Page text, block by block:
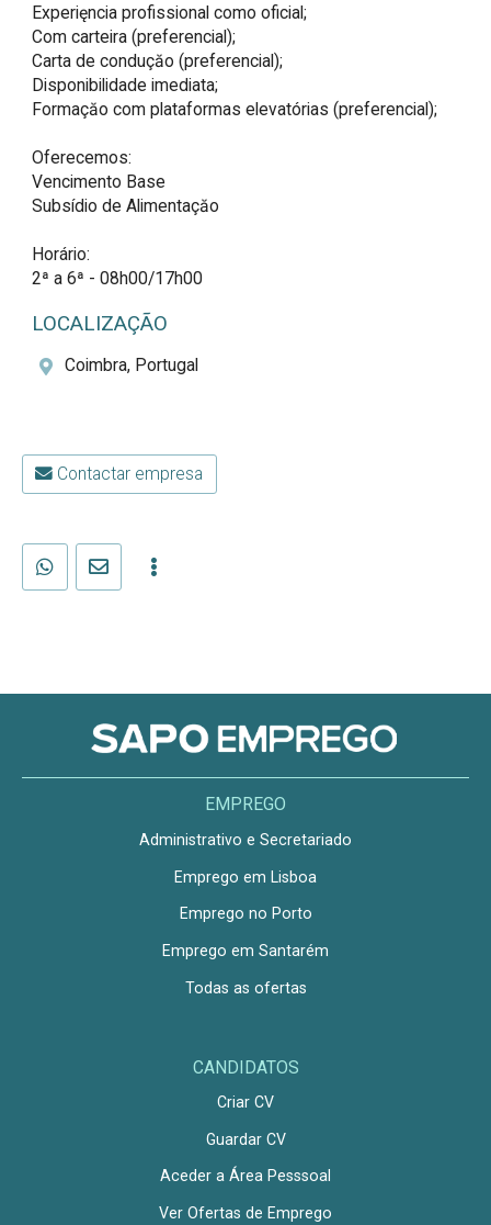
Experięncia profissional como oficial;
Com carteira (preferencial);
Carta de conduçăo (preferencial);
Disponibilidade imediata;
Formaçăo com plataformas elevatórias (preferencial);
Oferecemos:
Vencimento Base
Subsídio de Alimentaçăo
Horário:
2ª a 6ª - 08h00/17h00
LOCALIZAÇÃO
Coimbra, Portugal
Contactar empresa
EMPREGO
Administrativo e Secretariado
Emprego em Lisboa
Emprego no Porto
Emprego em Santarém
Todas as ofertas
CANDIDATOS
Criar CV
Guardar CV
Aceder a Área Pesssoal
Ver Ofertas de Emprego